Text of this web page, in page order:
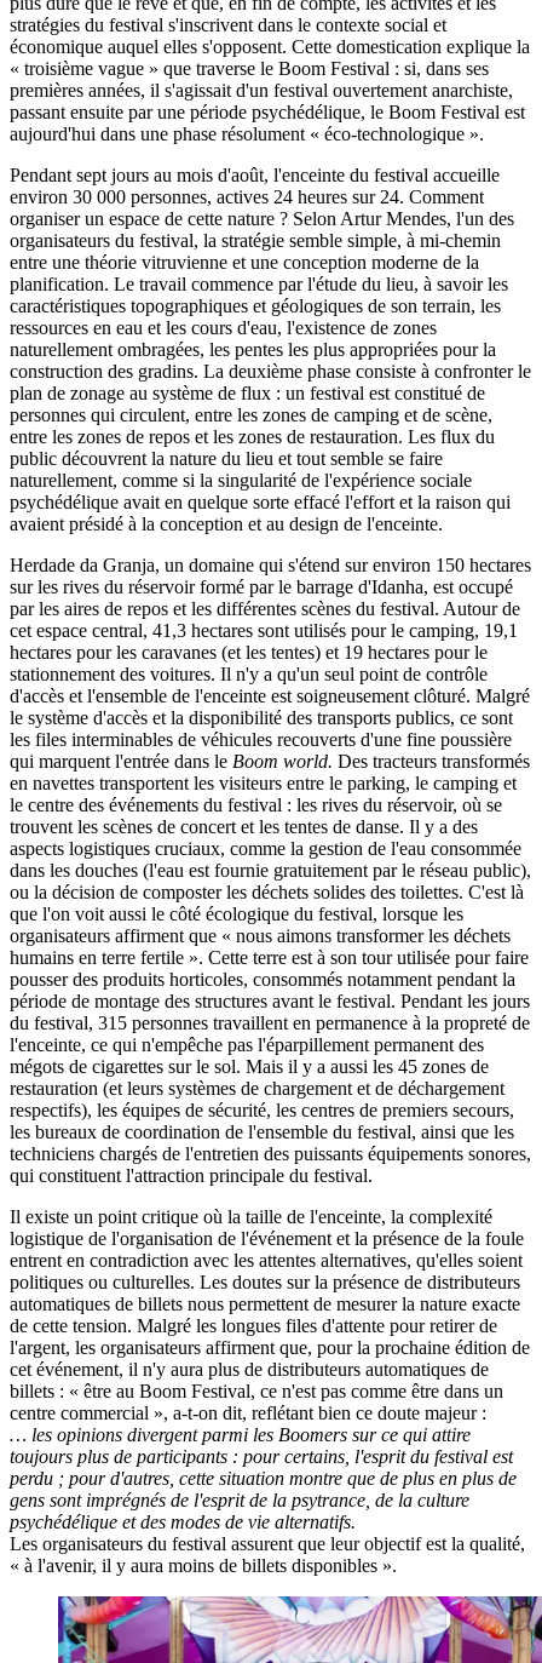
stratégies du festival s'inscrivent dans le contexte social et
économique auquel elles s'opposent. Cette domestication explique la
« troisième vague » que traverse le Boom Festival : si, dans ses
premières années, il s'agissait d'un festival ouvertement anarchiste,
passant ensuite par une période psychédélique, le Boom Festival est
aujourd'hui dans une phase résolument « éco-technologique ».
Pendant sept jours au mois d'août, l'enceinte du festival accueille
environ 30 000 personnes, actives 24 heures sur 24. Comment
organiser un espace de cette nature ? Selon Artur Mendes, l'un des
organisateurs du festival, la stratégie semble simple, à mi-chemin
entre une théorie vitruvienne et une conception moderne de la
planification. Le travail commence par l'étude du lieu, à savoir les
caractéristiques topographiques et géologiques de son terrain, les
ressources en eau et les cours d'eau, l'existence de zones
naturellement ombragées, les pentes les plus appropriées pour la
construction des gradins. La deuxième phase consiste à confronter le
plan de zonage au système de flux : un festival est constitué de
personnes qui circulent, entre les zones de camping et de scène,
entre les zones de repos et les zones de restauration. Les flux du
public découvrent la nature du lieu et tout semble se faire
naturellement, comme si la singularité de l'expérience sociale
psychédélique avait en quelque sorte effacé l'effort et la raison qui
avaient présidé à la conception et au design de l'enceinte.
Herdade da Granja, un domaine qui s'étend sur environ 150 hectares
sur les rives du réservoir formé par le barrage d'Idanha, est occupé
par les aires de repos et les différentes scènes du festival. Autour de
cet espace central, 41,3 hectares sont utilisés pour le camping, 19,1
hectares pour les caravanes (et les tentes) et 19 hectares pour le
stationnement des voitures. Il n'y a qu'un seul point de contrôle
d'accès et l'ensemble de l'enceinte est soigneusement clôturé. Malgré
le système d'accès et la disponibilité des transports publics, ce sont
les files interminables de véhicules recouverts d'une fine poussière
qui marquent l'entrée dans le Boom world. Des tracteurs transformés
en navettes transportent les visiteurs entre le parking, le camping et
le centre des événements du festival : les rives du réservoir, où se
trouvent les scènes de concert et les tentes de danse. Il y a des
aspects logistiques cruciaux, comme la gestion de l'eau consommée
dans les douches (l'eau est fournie gratuitement par le réseau public),
ou la décision de composter les déchets solides des toilettes. C'est là
que l'on voit aussi le côté écologique du festival, lorsque les
organisateurs affirment que « nous aimons transformer les déchets
humains en terre fertile ». Cette terre est à son tour utilisée pour faire
pousser des produits horticoles, consommés notamment pendant la
période de montage des structures avant le festival. Pendant les jours
du festival, 315 personnes travaillent en permanence à la propreté de
l'enceinte, ce qui n'empêche pas l'éparpillement permanent des
mégots de cigarettes sur le sol. Mais il y a aussi les 45 zones de
restauration (et leurs systèmes de chargement et de déchargement
respectifs), les équipes de sécurité, les centres de premiers secours,
les bureaux de coordination de l'ensemble du festival, ainsi que les
techniciens chargés de l'entretien des puissants équipements sonores,
qui constituent l'attraction principale du festival.
Il existe un point critique où la taille de l'enceinte, la complexité
logistique de l'organisation de l'événement et la présence de la foule
entrent en contradiction avec les attentes alternatives, qu'elles soient
politiques ou culturelles. Les doutes sur la présence de distributeurs
automatiques de billets nous permettent de mesurer la nature exacte
de cette tension. Malgré les longues files d'attente pour retirer de
l'argent, les organisateurs affirment que, pour la prochaine édition de
cet événement, il n'y aura plus de distributeurs automatiques de
billets : « être au Boom Festival, ce n'est pas comme être dans un
centre commercial », a-t-on dit, reflétant bien ce doute majeur :
… les opinions divergent parmi les Boomers sur ce qui attire
toujours plus de participants : pour certains, l'esprit du festival est
perdu ; pour d'autres, cette situation montre que de plus en plus de
gens sont imprégnés de l'esprit de la psytrance, de la culture
psychédélique et des modes de vie alternatifs.
Les organisateurs du festival assurent que leur objectif est la qualité,
« à l'avenir, il y aura moins de billets disponibles ».